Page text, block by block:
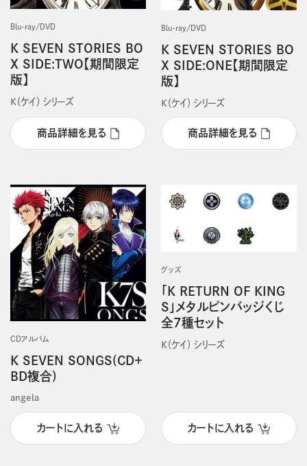
Blu-ray/DVD
K SEVEN STORIES BO
X SIDE:TWO【期間限定
版】
Ｋ（ケイ） シリーズ
商品詳細を見る
Blu-ray/DVD
K SEVEN STORIES BO
X SIDE:ONE【期間限定
版】
Ｋ（ケイ） シリーズ
商品詳細を見る
CDアルバム
K SEVEN SONGS(CD＋
BD複合)
angela
カートに入れる
グッズ
「K RETURN OF KING
S」メタルピンバッジくじ
全7種セット
Ｋ（ケイ） シリーズ
カートに入れる